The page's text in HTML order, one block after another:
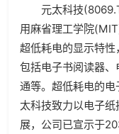
元太科技
用麻省理工学院
超低耗电的显示特性
包括电子书阅读器
通等。超低耗电的
太科技致力以电子
展，公司已宣示于